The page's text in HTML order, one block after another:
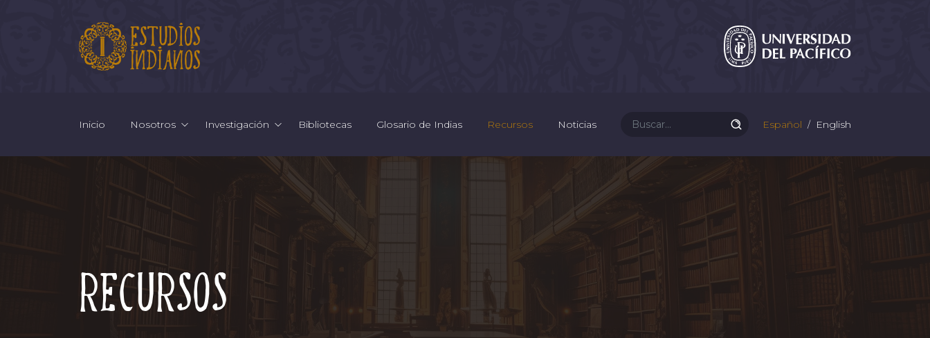
Inicio Nosotros Investigación Bibliotecas Glosario de Indias Recursos Noticias Español English
Recursos